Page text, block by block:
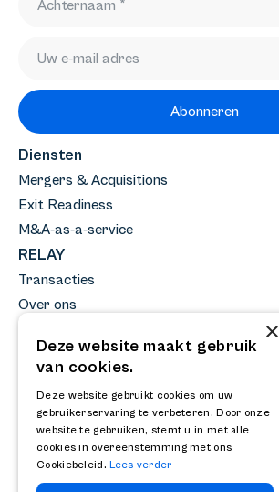
Abonneren
Diensten
Mergers & Acquisitions
Exit Readiness
M&A-as-a-service
RELAY
Transacties
Over ons
Nieuws
Werken bij
FAQ
Contact
×
Deze website maakt gebruik
van cookies.
Deze website gebruikt cookies om uw
gebruikerservaring te verbeteren. Door onze
website te gebruiken, stemt u in met alle
cookies in overeenstemming met ons
Cookiebeleid.Lees verder